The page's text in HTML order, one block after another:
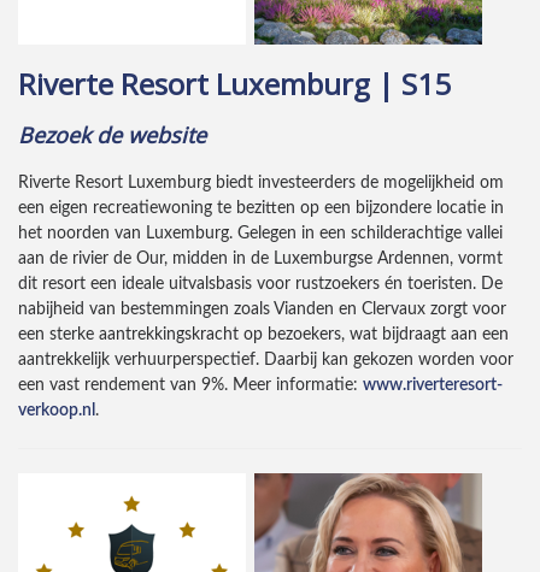
Riverte Resort Luxemburg | S15
Bezoek de website
Riverte Resort Luxemburg biedt investeerders de mogelijkheid om
een eigen recreatiewoning te bezitten op een bijzondere locatie in
het noorden van Luxemburg. Gelegen in een schilderachtige vallei
aan de rivier de Our, midden in de Luxemburgse Ardennen, vormt
dit resort een ideale uitvalsbasis voor rustzoekers én toeristen. De
nabijheid van bestemmingen zoals Vianden en Clervaux zorgt voor
een sterke aantrekkingskracht op bezoekers, wat bijdraagt aan een
aantrekkelijk verhuurperspectief. Daarbij kan gekozen worden voor
een vast rendement van 9%. Meer informatie: www.riverteresort-
verkoop.nl .